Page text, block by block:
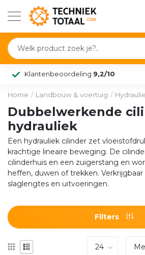
Klantenbeoordeling 9,2/10
Home / Landbouw & voertuig /
Dubbelwerkende
hydrauliek
Een hydrauliek cilinder zet
krachtige lineaire beweging. De
cilinderhuis en een zuigerstang en
heffen, duwen of trekken. Verkrijgbaar
slaglengtes en uitvoeringen.
Filters